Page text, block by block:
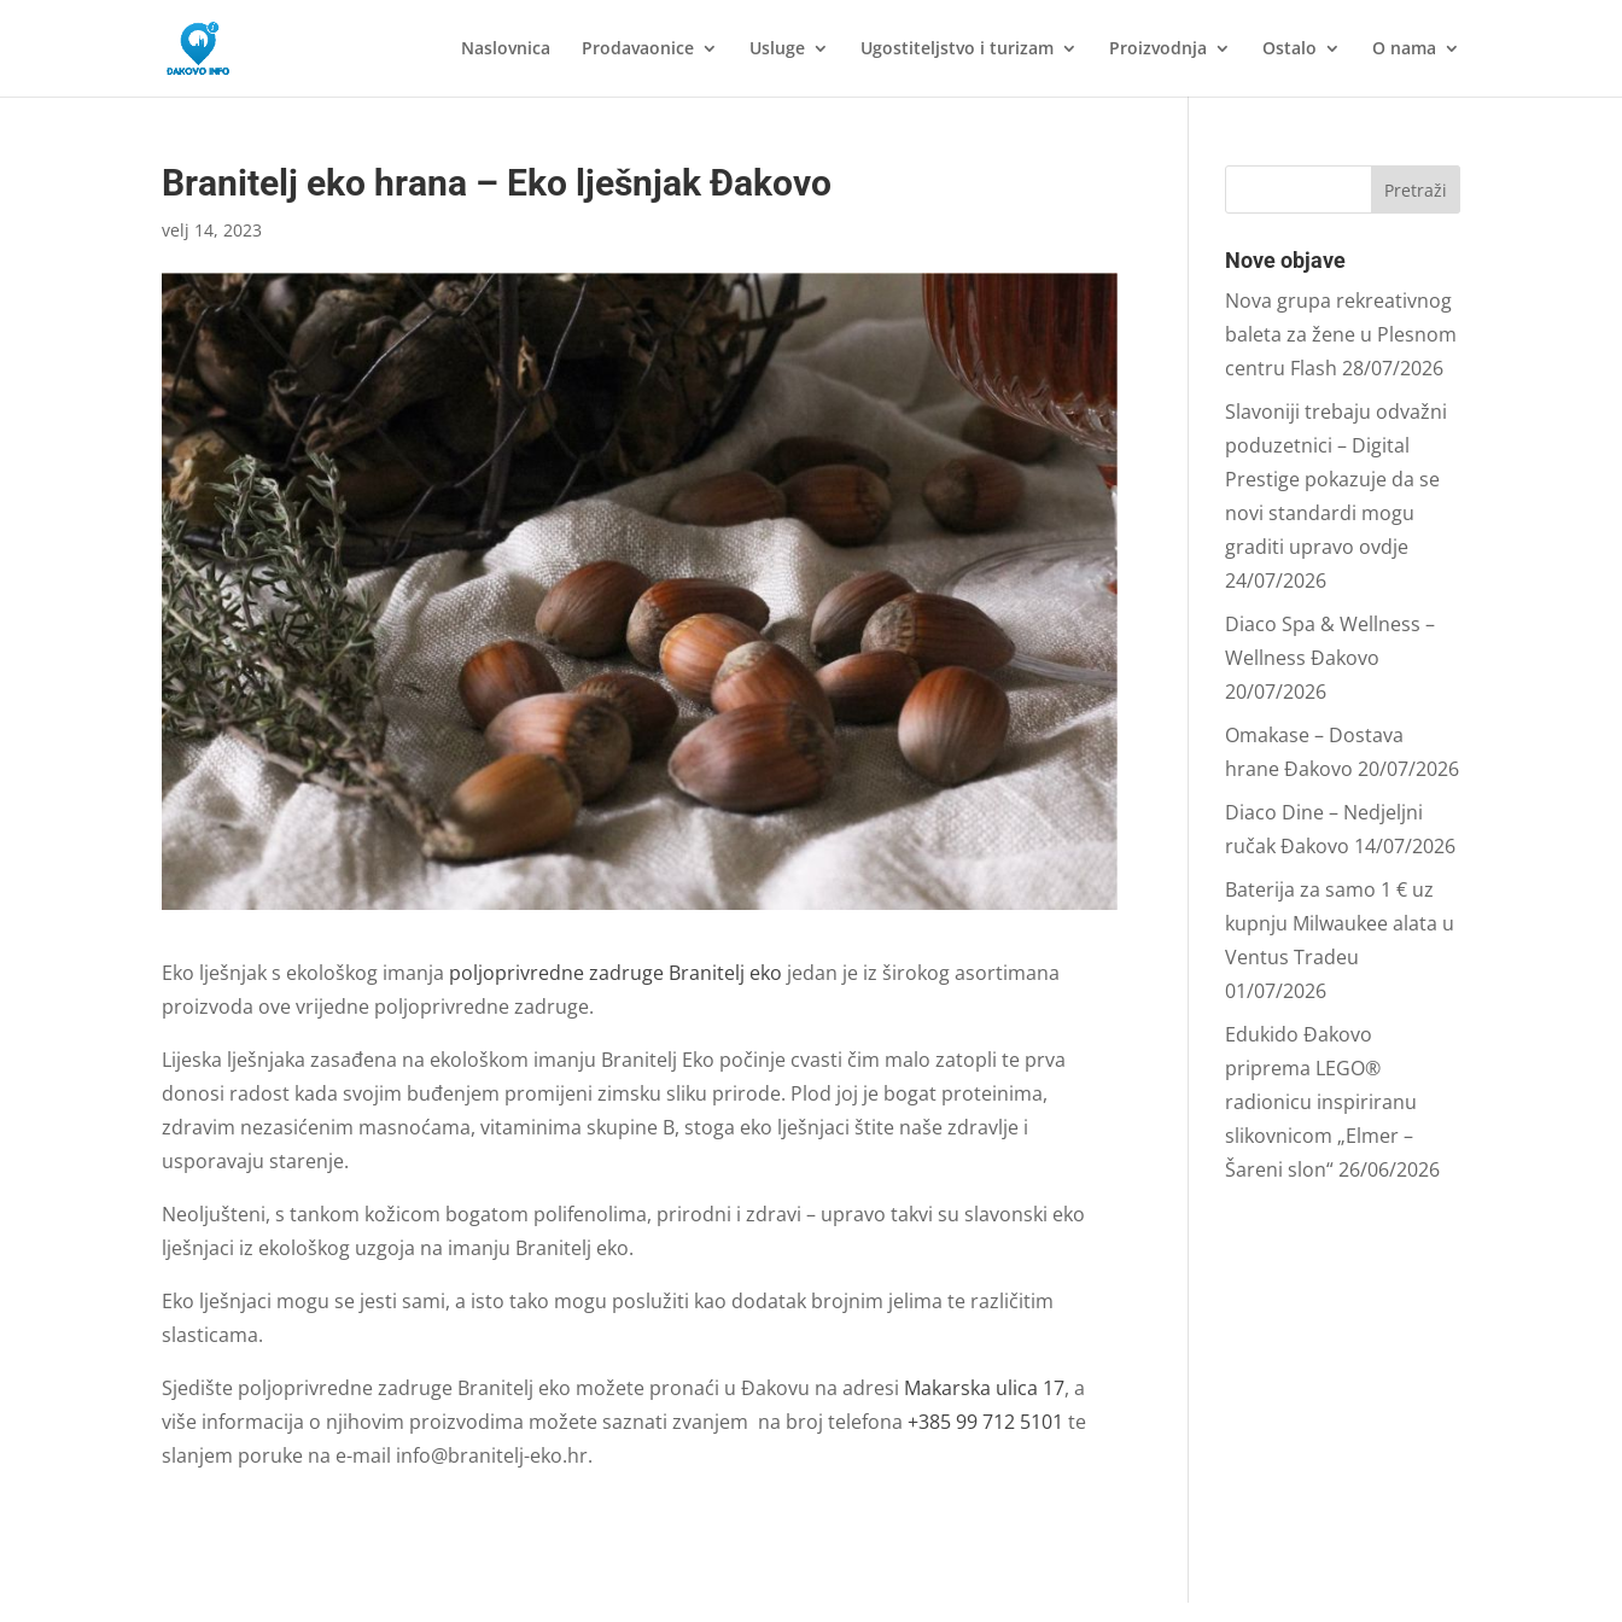
Naslovnica Prodavaonice Usluge Ugostiteljstvo i turizam Proizvodnja Ostalo O nama
Branitelj eko hrana – Eko lješnjak Đakovo
velj 14, 2023
Eko lješnjak s ekološkog imanja poljoprivredne zadruge Branitelj eko jedan je iz širokog asortimana
proizvoda ove vrijedne poljoprivredne zadruge.
Lijeska lješnjaka zasađena na ekološkom imanju Branitelj Eko počinje cvasti čim malo zatopli te prva
donosi radost kada svojim buđenjem promijeni zimsku sliku prirode. Plod joj je bogat proteinima,
zdravim nezasićenim masnoćama, vitaminima skupine B, stoga eko lješnjaci štite naše zdravlje i
usporavaju starenje.
Neoljušteni, s tankom kožicom bogatom polifenolima, prirodni i zdravi – upravo takvi su slavonski eko
lješnjaci iz ekološkog uzgoja na imanju Branitelj eko.
Eko lješnjaci mogu se jesti sami, a isto tako mogu poslužiti kao dodatak brojnim jelima te različitim
slasticama.
Sjedište poljoprivredne zadruge Branitelj eko možete pronaći u Đakovu na adresi Makarska ulica 17, a
više informacija o njihovim proizvodima možete saznati zvanjem na broj telefona+385 99 712 5101 te
slanjem poruke na e-mail info@branitelj-eko.hr.
Nove objave
Nova grupa rekreativnog
baleta za žene u Plesnom
centru Flash 28/07/2026
Slavoniji trebaju odvažni
poduzetnici – Digital
Prestige pokazuje da se
novi standardi mogu
graditi upravo ovdje
24/07/2026
Diaco Spa & Wellness –
Wellness Đakovo
20/07/2026
Omakase – Dostava
hrane Đakovo 20/07/2026
Diaco Dine – Nedjeljni
ručak Đakovo 14/07/2026
Baterija za samo 1 € uz
kupnju Milwaukee alata u
Ventus Tradeu
01/07/2026
Edukido Đakovo
priprema LEGO®
radionicu inspiriranu
slikovnicom „Elmer –
Šareni slon“26/06/2026